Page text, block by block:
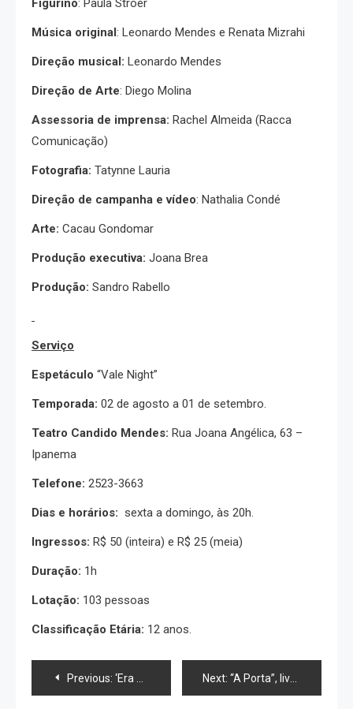
Figurino: Paula Stroer
Música original: Leonardo Mendes e Renata Mizrahi
Direção musical: Leonardo Mendes
Direção de Arte: Diego Molina
Assessoria de imprensa: Rachel Almeida (Racca
Comunicação)
Fotografia: Tatynne Lauria
Direção de campanha e vídeo: Nathalia Condé
Arte: Cacau Gondomar
Produção executiva: Joana Brea
Produção: Sandro Rabello
Serviço
Espetáculo “Vale Night”
Temporada: 02 de agosto a 01 de setembro.
Teatro Candido Mendes: Rua Joana Angélica, 63 –
Ipanema
Telefone: 2523-3663
Dias e horários: sexta a domingo, às 20h.
Ingressos: R$ 50 (inteira) e R$ 25 (meia)
Duração: 1h
Lotação: 103 pessoas
Classificação Etária: 12 anos.
Navegação
Previous: ‘Era Medeia’ encerra temporada, neste domingo (28/07), no Sesc Copacabana Next: “A Porta”, livremente inspirado na filosofia e existencialismo do francês Jean-Paul Sartre estreia dia 27 de julho.